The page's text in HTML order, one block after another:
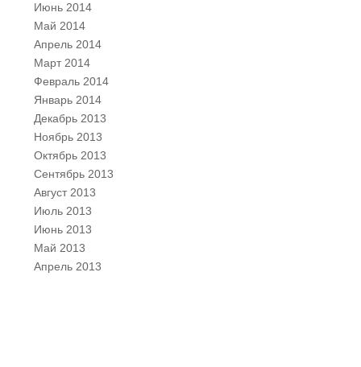
Июнь 2014
Май 2014
Апрель 2014
Март 2014
Февраль 2014
Январь 2014
Декабрь 2013
Ноябрь 2013
Октябрь 2013
Сентябрь 2013
Август 2013
Июль 2013
Июнь 2013
Май 2013
Апрель 2013